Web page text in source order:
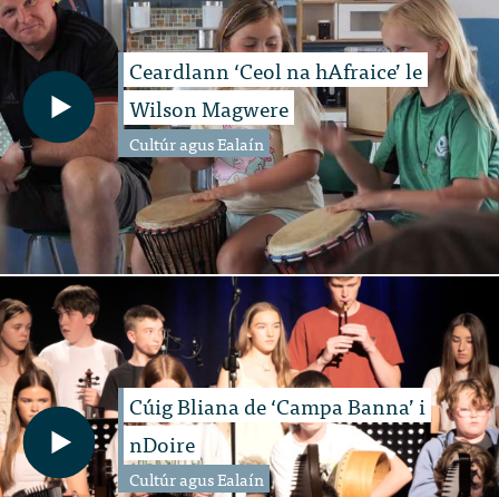
Ceardlann ‘Ceol na hAfraice’ le
Wilson Magwere
Cultúr agus Ealaín
Cúig Bliana de ‘Campa Banna’ i
nDoire
Cultúr agus Ealaín